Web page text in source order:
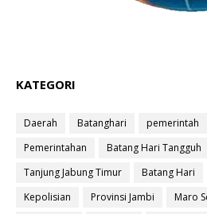
KATEGORI
Daerah Batanghari pemerintah
Pemerintahan
Batang Hari Tangguh
Tanjung Jabung Timur
Batang Hari
Kepolisian
Provinsi Jambi Maro